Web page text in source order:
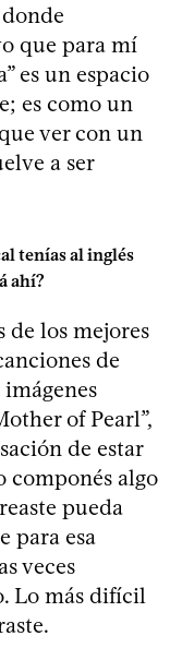
que para mí
es un espacio
es como un
ver con un
a ser
tenías al inglés
ahí?
de los mejores
de
of Pearl”,
de estar
componés algo
pueda
para esa
veces
Lo más difícil